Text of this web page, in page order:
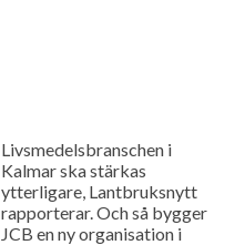
Livsmedelsbranschen i
Kalmar ska stärkas
ytterligare, Lantbruksnytt
rapporterar. Och så bygger
JCB en ny organisation i